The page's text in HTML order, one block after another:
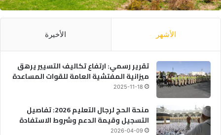
الأشهر الأخيرة
تقرير رسمي: ارتفاع تكاليف التسيير يرهق
ميزانية المفتشية العامة للقوات المساعدة
2025-11-18
منحة الحج لرجال التعليم 2026: تفاصيل
التسجيل وقيمة الدعم وشروط الاستفادة
2026-04-09